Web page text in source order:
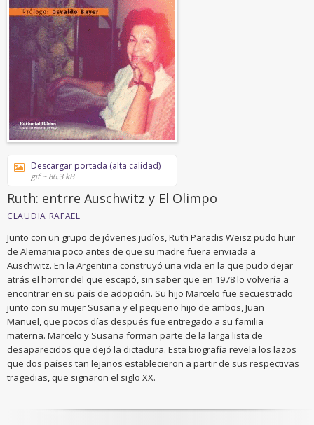
Descargar portada (alta calidad)
gif ~ 86.3 kB
Ruth: entrre Auschwitz y El Olimpo
CLAUDIA RAFAEL
Junto con un grupo de jóvenes judíos, Ruth Paradis Weisz pudo huir
de Alemania poco antes de que su madre fuera enviada a
Auschwitz. En la Argentina construyó una vida en la que pudo dejar
atrás el horror del que escapó, sin saber que en 1978 lo volvería a
encontrar en su país de adopción. Su hijo Marcelo fue secuestrado
junto con su mujer Susana y el pequeño hijo de ambos, Juan
Manuel, que pocos días después fue entregado a su familia
materna. Marcelo y Susana forman parte de la larga lista de
desaparecidos que dejó la dictadura. Esta biografía revela los lazos
que dos países tan lejanos establecieron a partir de sus respectivas
tragedias, que signaron el siglo XX.